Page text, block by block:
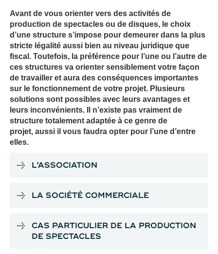
Avant de vous orienter vers des activités de
production de spectacles ou de disques, le choix
d’une structure s’impose pour demeurer dans la plus
stricte légalité aussi bien au niveau juridique que
fiscal. Toutefois, la préférence pour l’une ou l’autre de
ces structures va orienter sensiblement votre façon
de travailler et aura des conséquences importantes
sur le fonctionnement de votre projet. Plusieurs
solutions sont possibles avec leurs avantages et
leurs inconvénients. Il n’existe pas vraiment de
structure totalement adaptée à ce genre de
projet, aussi il vous faudra opter pour l’une d’entre
elles.
L’ASSOCIATION
LA SOCIÉTÉ COMMERCIALE
CAS PARTICULIER DE LA PRODUCTION
DE SPECTACLES